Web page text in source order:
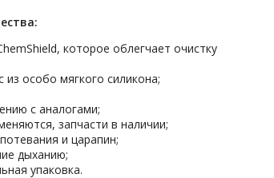
которое облегчает очистку
особо мягкого силикона;
с аналогами;
запчасти в наличии;
и царапин;
дыханию;
упаковка.